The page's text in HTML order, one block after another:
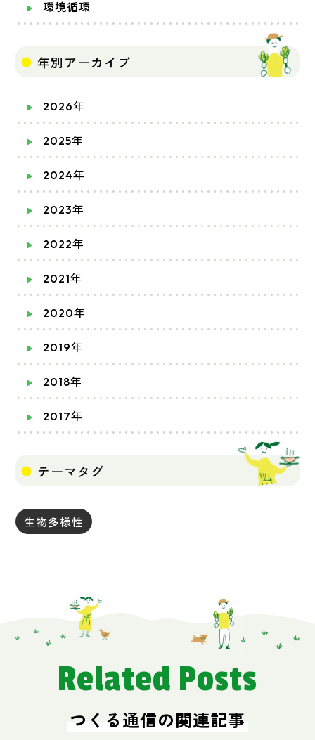
環境循環
年別アーカイブ
2026年
2025年
2024年
2023年
2022年
2021年
2020年
2019年
2018年
2017年
テーマタグ
生物多様性
Related Posts
つくる通信の関連記事